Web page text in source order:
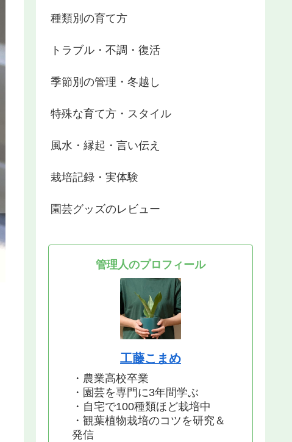
種類別の育て方
トラブル・不調・復活
季節別の管理・冬越し
特殊な育て方・スタイル
風水・縁起・言い伝え
栽培記録・実体験
園芸グッズのレビュー
管理人のプロフィール
工藤こまめ
・農業高校卒業
・園芸を専門に3年間学ぶ
・自宅で100種類ほど栽培中
・観葉植物栽培のコツを研究＆
発信